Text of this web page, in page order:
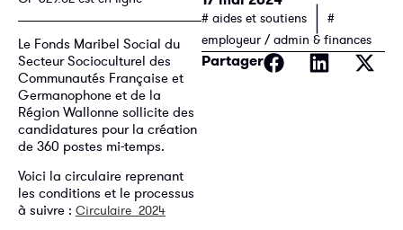
Le Fonds Maribel Social du
Secteur Socioculturel des
Communautés Française et
Germanophone et de la
Région Wallonne sollicite des
candidatures pour la création
de 360 postes mi-temps.
Voici la circulaire reprenant
les conditions et le processus
à suivre : Circulaire_2024
# aides et soutiens | #
employeur / admin & finances
Partager